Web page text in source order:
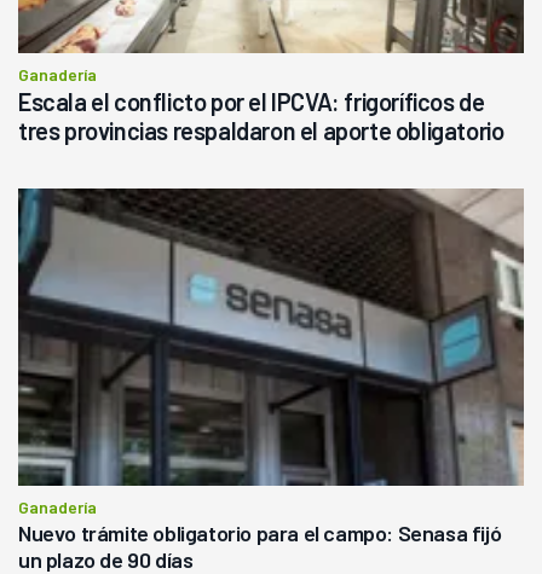
Ganadería
Escala el conflicto por el IPCVA: frigoríficos de
tres provincias respaldaron el aporte obligatorio
Ganadería
Nuevo trámite obligatorio para el campo: Senasa fijó
un plazo de 90 días